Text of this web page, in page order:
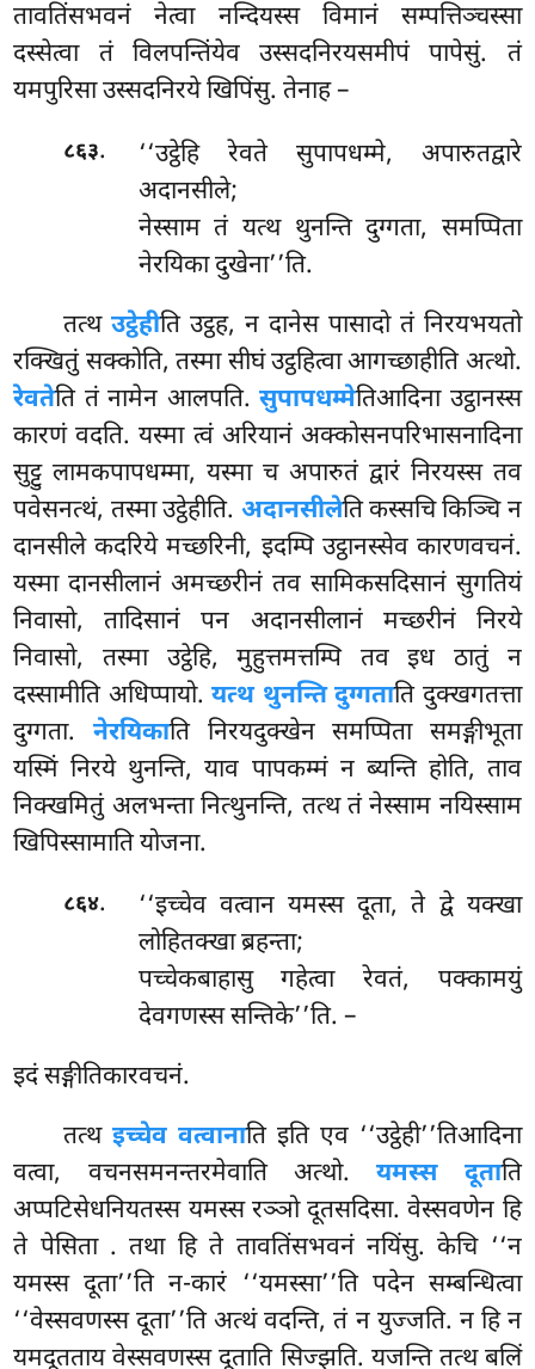
तावतिंसभवनं नेत्वा नन्दियस्स विमानं सम्पत्तिञ्चस्सा
दस्सेत्वा तं विलपन्तिंयेव उस्सदनिरयसमीपं पापेसुं. तं
यमपुरिसा उस्सदनिरये खिपिंसु. तेनाह –
८६३.
‘‘उट्ठेहि रेवते सुपापधम्मे, अपारुतद्वारे
अदानसीले;
नेस्साम तं यत्थ थुनन्ति दुग्गता, समप्पिता
नेरयिका दुखेना’’ति.
तत्थ उट्ठेहीति उट्ठह, न दानेस पासादो तं निरयभयतो
रक्खितुं सक्कोति, तस्मा सीघं उट्ठहित्वा आगच्छाहीति अत्थो.
रेवतेति तं नामेन आलपति.सुपापधम्मेतिआदिना उट्ठानस्स
कारणं वदति. यस्मा त्वं अरियानं अक्कोसनपरिभासनादिना
सुट्टु लामकपापधम्मा, यस्मा च अपारुतं द्वारं निरयस्स तव
पवेसनत्थं, तस्मा उट्ठेहीति. अदानसीलेति कस्सचि किञ्चि न
दानसीले कदरिये मच्छरिनी, इदम्पि उट्ठानस्सेव कारणवचनं.
यस्मा दानसीलानं अमच्छरीनं तव सामिकसदिसानं सुगतियं
निवासो, तादिसानं पन अदानसीलानं मच्छरीनं निरये
निवासो, तस्मा उट्ठेहि, मुहुत्तमत्तम्पि तव इध ठातुं न
दस्सामीति अधिप्पायो.यत्थ थुनन्ति दुग्गताति दुक्खगतत्ता
दुग्गता. नेरयिकाति निरयदुक्खेन समप्पिता समङ्गीभूता
यस्मिं निरये थुनन्ति, याव पापकम्मं न ब्यन्ति होति, ताव
निक्खमितुं अलभन्तानित्थुनन्ति, तत्थ तं नेस्साम नयिस्साम
खिपिस्सामाति योजना.
८६४.
‘‘इच्चेव वत्वान यमस्स दूता, ते द्वे यक्खा
लोहितक्खा ब्रहन्ता;
पच्चेकबाहासु गहेत्वा रेवतं, पक्कामयुं
देवगणस्स सन्तिके’’ति. –
इदं सङ्गीतिकारवचनं.
तत्थ इच्चेव वत्वानाति इति एव ‘‘उट्ठेही’’तिआदिना
वत्वा, वचनसमनन्तरमेवाति अत्थो.यमस्स दूताति
अप्पटिसेधनियतस्स यमस्स रञ्ञो दूतसदिसा. वेस्सवणेन हि
ते पेसिता . तथा हि ते तावतिंसभवनं नयिंसु. केचि ‘‘न
यमस्स दूता’’ति न-कारं ‘‘यमस्सा’’ति पदेन सम्बन्धित्वा
‘‘वेस्सवणस्स दूता’’ति अत्थं वदन्ति, तं न युज्जति. न हि न
यमदूतताय वेस्सवणस्स दूताति सिज्झति. यजन्ति तत्थ बलिं